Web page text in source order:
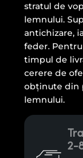
stratul de
lemnului.
antichizare,
feder.
timpul de
cerere de
obținute din
lemnului.
2-